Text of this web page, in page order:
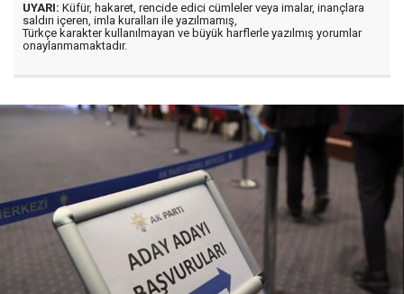
UYARI: Küfür, hakaret, rencide edici cümleler veya imalar, inançlara
saldırı içeren, imla kuralları ile yazılmamış,
Türkçe karakter kullanılmayan ve büyük harflerle yazılmış yorumlar
onaylanmamaktadır.